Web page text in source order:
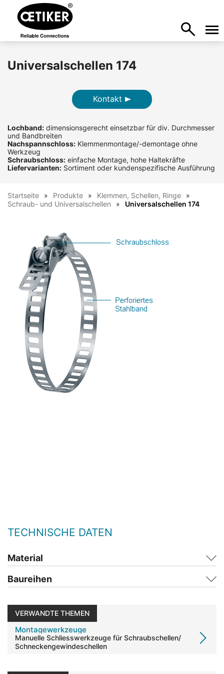
Universalschellen 174
Kontakt
Lochband: dimensionsgerecht einsetzbar für div. Durchmesser
und Bandbreiten
Nachspannschloss: Klemmenmontage/-demontage ohne
Werkzeug
Schraubschloss: einfache Montage, hohe Haltekräfte
Liefervarianten: Sortiment oder kundenspezifische Ausführung
Startseite Produkte
Klemmen, Schellen, Ringe
Schraub- und Universalschellen
Universalschellen 174
TECHNISCHE DATEN
Material
Baureihen
VERWANDTE THEMEN
Montagewerkzeuge
Manuelle Schliesswerkzeuge für Schraubschellen/
Schneckengewindeschellen